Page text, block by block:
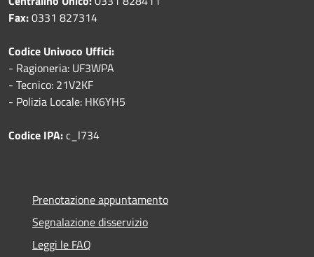
Fax:0331 827314
Codice Univoco Uffici:
- Ragioneria: UF3WPA
- Tecnico: 21V2KF
- Polizia Locale: HK6YH5
Codice IPA:c_l734
Prenotazione appuntamento
Segnalazione disservizio
Leggi le FAQ